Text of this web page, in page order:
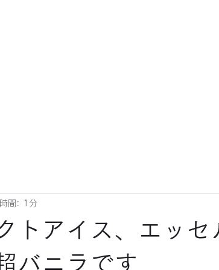
トアイス、エッセ
バニラです
間: 1分